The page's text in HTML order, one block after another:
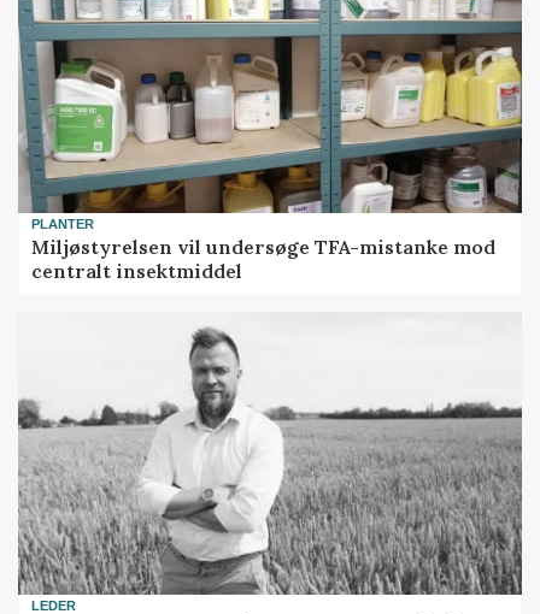
PLANTER
Miljøstyrelsen vil undersøge TFA-mistanke mod
centralt insektmiddel
LEDER